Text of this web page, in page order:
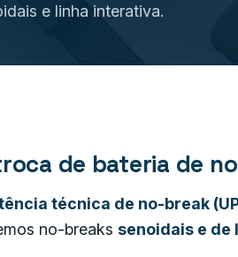
e linha interativa.
de bateria de
técnica de no-break
no-breaks senoidais e